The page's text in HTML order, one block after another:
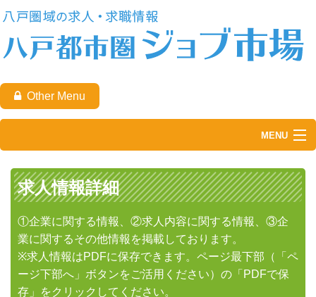
Other Menu
MENU
TOP
求職者の方
企業の方
八戸都市圏ジョブ市場について
お問い合わせ
求人情報詳細
①企業に関する情報、②求人内容に関する情報、③企
業に関するその他情報を掲載しております。
※求人情報はPDFに保存できます。ページ最下部（「ペ
ージ下部へ」ボタンをご活用ください）の「PDFで保
存」をクリックしてください。